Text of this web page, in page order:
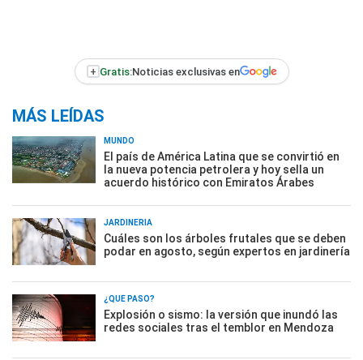
+ Gratis:Noticias exclusivas en
MÁS LEÍDAS
MUNDO
El país de América Latina que se convirtió en
la nueva potencia petrolera y hoy sella un
acuerdo histórico con Emiratos Árabes
JARDINERÍA
Cuáles son los árboles frutales que se deben
podar en agosto, según expertos en jardinería
¿QUÉ PASÓ?
Explosión o sismo: la versión que inundó las
redes sociales tras el temblor en Mendoza